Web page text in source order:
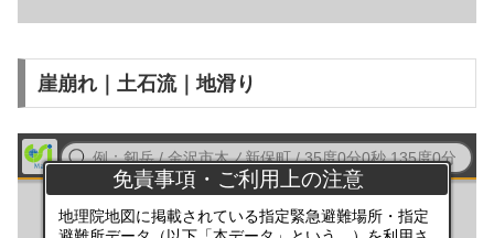
崖崩れ｜土石流｜地滑り